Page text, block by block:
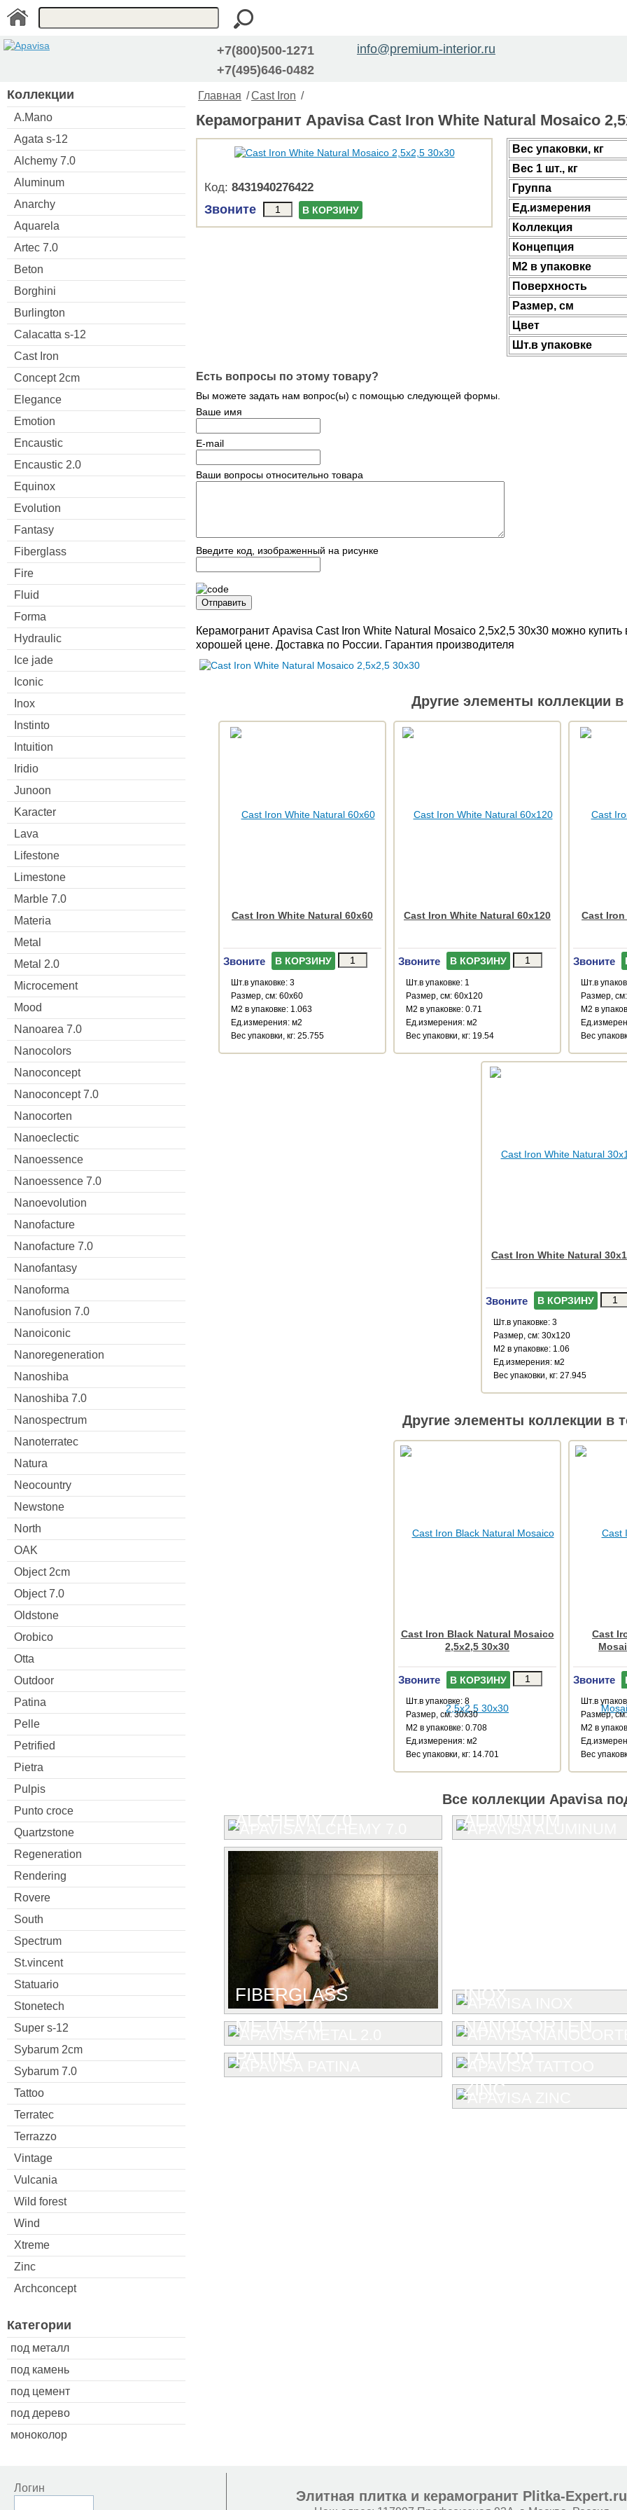
+7(800)500-1271
+7(495)646-0482
info@premium-interior.ru
Коллекции
A.Mano
Agata s-12
Alchemy 7.0
Aluminum
Anarchy
Aquarela
Artec 7.0
Beton
Borghini
Burlington
Calacatta s-12
Cast Iron
Concept 2cm
Elegance
Emotion
Encaustic
Encaustic 2.0
Equinox
Evolution
Fantasy
Fiberglass
Fire
Fluid
Forma
Hydraulic
Ice jade
Iconic
Inox
Instinto
Intuition
Iridio
Junoon
Karacter
Lava
Lifestone
Limestone
Marble 7.0
Materia
Metal
Metal 2.0
Microcement
Mood
Nanoarea 7.0
Nanocolors
Nanoconcept
Nanoconcept 7.0
Nanocorten
Nanoeclectic
Nanoessence
Nanoessence 7.0
Nanoevolution
Nanofacture
Nanofacture 7.0
Nanofantasy
Nanoforma
Nanofusion 7.0
Nanoiconic
Nanoregeneration
Nanoshiba
Nanoshiba 7.0
Nanospectrum
Nanoterratec
Natura
Neocountry
Newstone
North
OAK
Object 2cm
Object 7.0
Oldstone
Orobico
Otta
Outdoor
Patina
Pelle
Petrified
Pietra
Pulpis
Punto croce
Quartzstone
Regeneration
Rendering
Rovere
South
Spectrum
St.vincent
Statuario
Stonetech
Super s-12
Sybarum 2cm
Sybarum 7.0
Tattoo
Terratec
Terrazzo
Vintage
Vulcania
Wild forest
Wind
Xtreme
Zinc
Archconcept
Категории
под металл
под камень
под цемент
под дерево
моноколор
Главная /Cast Iron /
Керамогранит Apavisa Cast Iron White Natural Mosaico
Код: 8431940276422
Звоните В КОРЗИНУ
Веc упаковки, кг
Вес 1 шт., кг
Группа
Ед.измерения
Коллекция
Концепция
М2 в упаковке
Поверхность
Размер, см
Цвет
Шт.в упаковке
Есть вопросы по этому товару?
Вы можете задать нам вопрос(ы) с помощью следующей формы.
Ваше имя
E-mail
Ваши вопросы относительно товара
Введите код, изображенный на рисунке
Отправить
Керамогранит Apavisa Cast Iron White Natural Mosaico 2,5x2,5 30x30 можно
хорошей цене. Доставка по России. Гарантия производителя
Другие элементы коллекции
Cast Iron White Natural 60x60
Звоните В КОРЗИНУ
Шт.в упаковке: 3
Размер, см: 60x60
М2 в упаковке: 1.063
Ед.измерения: м2
Веc упаковки, кг: 25.755
Cast Iron White Natural 60x120
Звоните В КОРЗИНУ
Шт.в упаковке: 1
Размер, см: 60x120
М2 в упаковке: 0.71
Ед.измерения: м2
Веc упаковки, кг: 19.54
Cast Iron
Звоните
Шт.в
Размер,
М2 в
Веc
Cast Iron White Natural
Звоните В КОРЗИНУ
Шт.в упаковке: 3
Размер, см: 30x120
М2 в упаковке: 1.06
Ед.измерения: м2
Веc упаковки, кг: 27.945
Другие элементы коллекции в
Cast Iron Black Natural Mosaico
2,5x2,5 30x30
Звоните В КОРЗИНУ
Шт.в упаковке: 8
Размер, см: 30x30
М2 в упаковке: 0.708
Ед.измерения: м2
Веc упаковки, кг: 14.701
Cast
Звоните
Шт.в
Размер,
М2 в
Веc
Все коллекции Apavisa
ALCHEMY 7.0 ALUMINUM
FIBERGLASS INOX
METAL 2.0
NANOCORTEN
PATINA
TATTOO
ZINC
Логин
Элитная плитка и керамогранит Plitka-Expert.ru